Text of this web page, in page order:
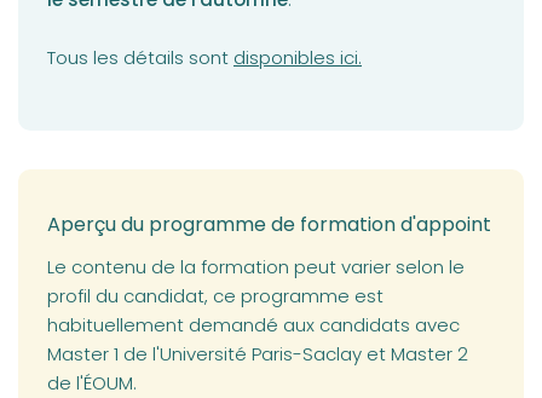
Tous les détails sont (opens in a new tab)
disponibles ici.
Aperçu du programme de formation d'appoint
Le contenu de la formation peut varier selon le
profil du candidat, ce programme est
habituellement demandé aux candidats avec
Master 1 de l'Université Paris-Saclay et Master 2
de l'ÉOUM.